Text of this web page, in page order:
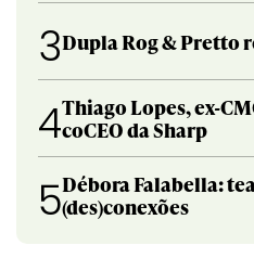
3Dupla Rog & Pretto
4Thiago Lopes, ex-
coCEO da Sharp
5Débora Falabella:
(des)conexões